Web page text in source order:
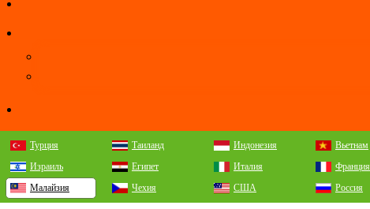
Турция Таиланд Индонезия Вьетнам
Израиль
Египет Италия Франция
Малайзия
Чехия США Россия